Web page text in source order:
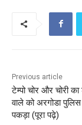
Previous article
टेम्पो चोर और चोरी
वाले को अरगोडा
पकड़ा (पूरा पढ़े)